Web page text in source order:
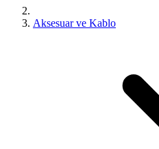
Aksesuar ve Kablo